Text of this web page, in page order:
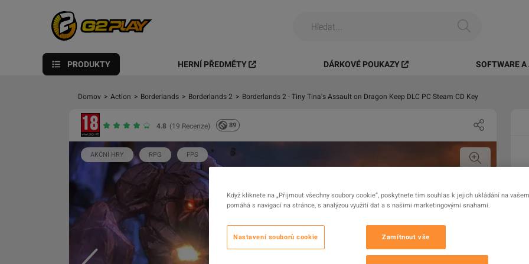
PRODUKTY HERNÍ PŘEDMĚTY DÁRKOVÉ POUKAZY SOFTWARE
Domov > Action > Borderlands > Borderlands 2 > Borderlands 2 - Tiny Tina's Assault on Dragon Keep DLC PC Steam CD Key
4.8 (19 Recenze) 89
AKČNÍ HRY RPG FPS
Když kliknete na „Přijmout všechny soubory cookie“, poskytnete tím souhlas k jejich ukládání na
pomáhá s navigací na stránce, s analýzou využití dat a s našimi marketingovými snahami.
Nastavení souborů cookie Zamítnout vše